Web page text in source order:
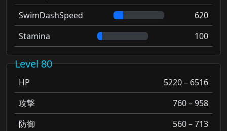
SwimDashSpeed
620
Stamina
100
Level 80
HP
5220 – 6516
攻撃
760 – 958
防御
560 – 713